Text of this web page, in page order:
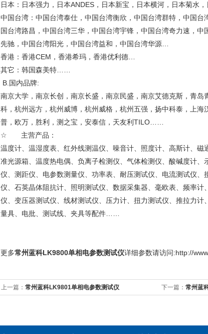
日本：日本强力，日本ANDES，日本新宝，日本横河，日本菊水
中国台湾：中国台湾泰仕，中国台湾衡欣，中国台湾群特，中国
国台湾路昌，中国台湾三华，中国台湾宇锋，中国台湾奇力速，
先驰，中国台湾阳光，中国台湾益和，中国台湾华源…
香港：香港CEM，香港希玛，香港优利德…
其它：韩国森美特……
B.国内品牌:
南京大学，南京长创，南京长盛，南京民盛，南京艾德克斯，青
科，杭州远方，杭州威博，杭州威格，杭州五强，扬中科泰，上
普，欧万，胜利，测之宝，安泰信，天友利TILO……
☆ 主营产品：
温度计、温湿度表、红外线测温仪、噪音计、照度计、高斯计、
准光源箱、温度热电偶、负离子检测仪、气体检测仪、酸碱度计
仪、测距仪、电参数测量仪、功率表、耐压测试仪、电流测试仪
仪、石英晶体阻抗计、照明测试仪、数据采集器、毫欧表、频率
仪、变压器测试仪、线材测试仪、压力计、扭力测试仪、推拉力
量具、电批、测试线、夹具等配件……
更多常州蓝科LK9800单相电参数测试仪详细参数请访问:http://
上一篇： 常州蓝科LK9801单相电参数测试仪 下一篇： 常州蓝